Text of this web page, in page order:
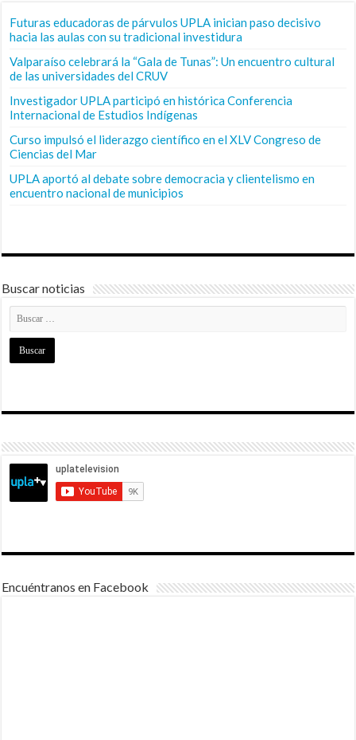
Futuras educadoras de párvulos UPLA inician paso decisivo
hacia las aulas con su tradicional investidura
Valparaíso celebrará la “Gala de Tunas”: Un encuentro cultural
de las universidades del CRUV
Investigador UPLA participó en histórica Conferencia
Internacional de Estudios Indígenas
Curso impulsó el liderazgo científico en el XLV Congreso de
Ciencias del Mar
UPLA aportó al debate sobre democracia y clientelismo en
encuentro nacional de municipios
Buscar noticias
Encuéntranos en Facebook